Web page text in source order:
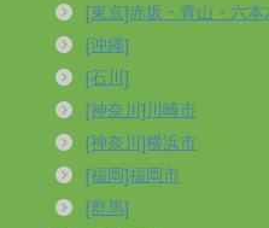
[東京]赤坂・青山・六本
[沖縄]
[石川]
[神奈川]川崎市
[神奈川]横浜市
[福岡]福岡市
[群馬]